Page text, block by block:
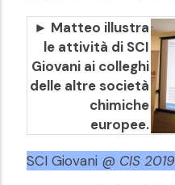
► Matteo illustra
le attività di SCI
Giovani ai colleghi
delle altre società
chimiche
europee.
SCI Giovani @ CIS 2019